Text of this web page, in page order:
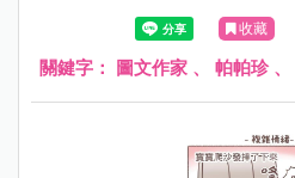
收藏
關鍵字： 圖文作家 、 帕帕珍、